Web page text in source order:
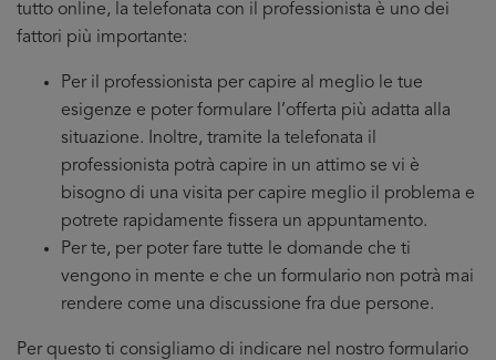
tutto online, la telefonata con il professionista è uno dei
fattori più importante:
Per il professionista per capire al meglio le tue
esigenze e poter formulare l’offerta più adatta alla
situazione. Inoltre, tramite la telefonata il
professionista potrà capire in un attimo se vi è
bisogno di una visita per capire meglio il problema e
potrete rapidamente fissera un appuntamento.
Per te, per poter fare tutte le domande che ti
vengono in mente e che un formulario non potrà mai
rendere come una discussione fra due persone.
Per questo ti consigliamo di indicare nel nostro formulario